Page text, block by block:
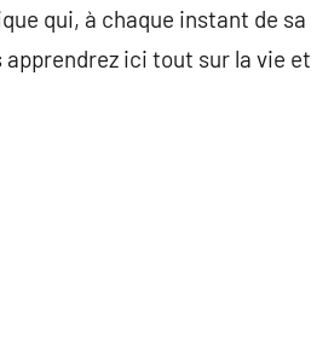
qui, à chaque instant de sa
ici tout sur la vie et